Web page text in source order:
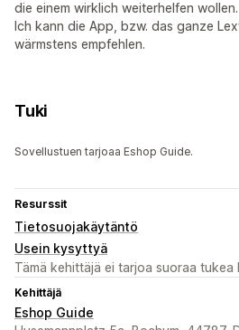
die einem wirklich weiterhelfen wollen.
Ich kann die App, bzw. das ganze
wärmstens empfehlen.
Tuki
Sovellustuen tarjoaa Eshop Guide.
Resurssit
Tietosuojakäytäntö
Usein kysyttyä
Tämä kehittäjä ei tarjoa suoraa tukea
Kehittäjä
Eshop Guide